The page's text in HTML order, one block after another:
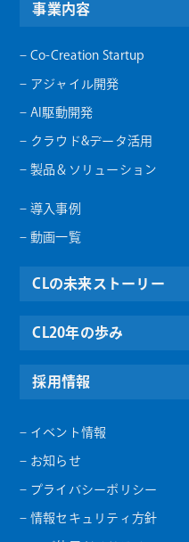
事業内容
– Co-Creation Startup
– アジャイル開発
– AI駆動開発
– クラウド&データ活用
– 製品＆ソリューション
– 導入事例
– 動画一覧
CLの未来ストーリー
CL20年の歩み
採用情報
– イベント情報
– お知らせ
– プライバシーポリシー
– 情報セキュリティ方針